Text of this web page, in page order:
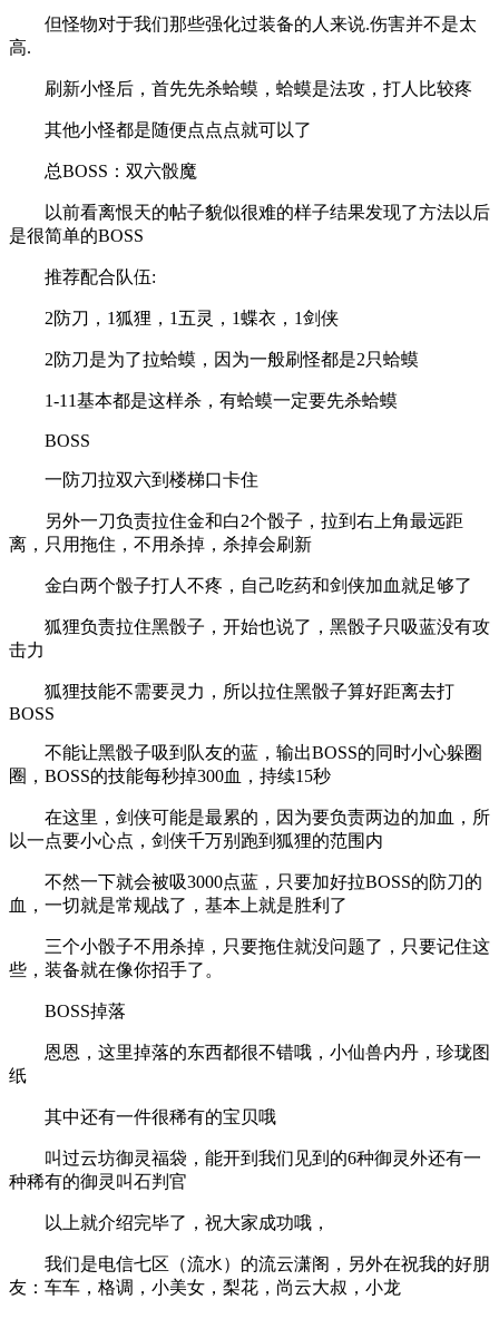
但怪物对于我们那些强化过装备的人来说.伤害并不是太
高.
刷新小怪后，首先先杀蛤蟆，蛤蟆是法攻，打人比较疼
其他小怪都是随便点点点就可以了
总BOSS：双六骰魔
以前看离恨天的帖子貌似很难的样子结果发现了方法以后
是很简单的BOSS
推荐配合队伍:
2防刀，1狐狸，1五灵，1蝶衣，1剑侠
2防刀是为了拉蛤蟆，因为一般刷怪都是2只蛤蟆
1-11基本都是这样杀，有蛤蟆一定要先杀蛤蟆
BOSS
一防刀拉双六到楼梯口卡住
另外一刀负责拉住金和白2个骰子，拉到右上角最远距
离，只用拖住，不用杀掉，杀掉会刷新
金白两个骰子打人不疼，自己吃药和剑侠加血就足够了
狐狸负责拉住黑骰子，开始也说了，黑骰子只吸蓝没有攻
击力
狐狸技能不需要灵力，所以拉住黑骰子算好距离去打
BOSS
不能让黑骰子吸到队友的蓝，输出BOSS的同时小心躲圈
圈，BOSS的技能每秒掉300血，持续15秒
在这里，剑侠可能是最累的，因为要负责两边的加血，所
以一点要小心点，剑侠千万别跑到狐狸的范围内
不然一下就会被吸3000点蓝，只要加好拉BOSS的防刀的
血，一切就是常规战了，基本上就是胜利了
三个小骰子不用杀掉，只要拖住就没问题了，只要记住这
些，装备就在像你招手了。
BOSS掉落
恩恩，这里掉落的东西都很不错哦，小仙兽内丹，珍珑图
纸
其中还有一件很稀有的宝贝哦
叫过云坊御灵福袋，能开到我们见到的6种御灵外还有一
种稀有的御灵叫石判官
以上就介绍完毕了，祝大家成功哦，
我们是电信七区（流水）的流云潇阁，另外在祝我的好朋
友：车车，格调，小美女，梨花，尚云大叔，小龙